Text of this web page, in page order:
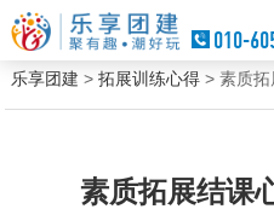
010-
乐享团建 >拓展训练心得 > 素质
素质拓展结课